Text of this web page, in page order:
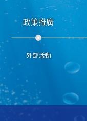
政策推廣
外部活動